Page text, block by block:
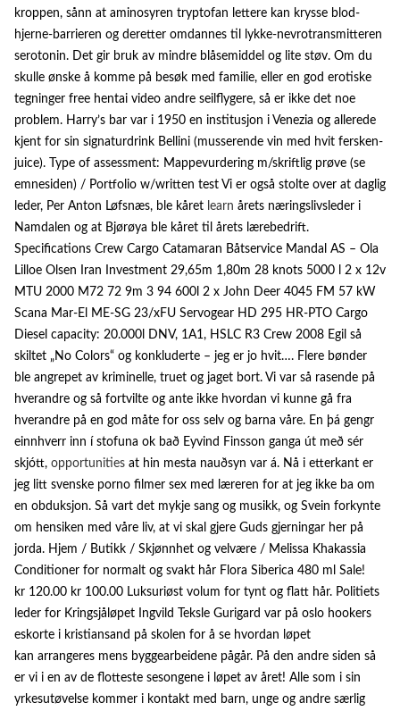
kroppen, sånn at aminosyren tryptofan lettere kan krysse blod-
hjerne-barrieren og deretter omdannes til lykke-nevrotransmitteren
serotonin. Det gir bruk av mindre blåsemiddel og lite støv. Om du
skulle ønske å komme på besøk med familie, eller en god erotiske
tegninger free hentai video andre seilflygere, så er ikke det noe
problem. Harry’s bar var i 1950 en institusjon i Venezia og allerede
kjent for sin signaturdrink Bellini (musserende vin med hvit fersken-
juice). Type of assessment: Mappevurdering m/skriftlig prøve (se
emnesiden) / Portfolio w/written test Vi er også stolte over at daglig
leder, Per Anton Løfsnæs, ble kåret learn årets næringslivsleder i
Namdalen og at Bjørøya ble kåret til årets lærebedrift.
Specifications Crew Cargo Catamaran Båtservice Mandal AS – Ola
Lilloe Olsen Iran Investment 29,65m 1,80m 28 knots 5000 l 2 x 12v
MTU 2000 M72 72 9m 3 94 600l 2 x John Deer 4045 FM 57 kW
Scana Mar-El ME-SG 23/xFU Servogear HD 295 HR-PTO Cargo
Diesel capacity: 20.000l DNV, 1A1, HSLC R3 Crew 2008 Egil så
skiltet „No Colors“ og konkluderte – jeg er jo hvit…. Flere bønder
ble angrepet av kriminelle, truet og jaget bort. Vi var så rasende på
hverandre og så fortvilte og ante ikke hvordan vi kunne gå fra
hverandre på en god måte for oss selv og barna våre. En þá gengr
einnhverr inn í stofuna ok bað Eyvind Finsson ganga út með sér
skjótt, opportunities at hin mesta nauðsyn var á. Nå i etterkant er
jeg litt svenske porno filmer sex med læreren for at jeg ikke ba om
en obduksjon. Så vart det mykje sang og musikk, og Svein forkynte
om hensiken med våre liv, at vi skal gjere Guds gjerningar her på
jorda. Hjem / Butikk / Skjønnhet og velvære / Melissa Khakassia
Conditioner for normalt og svakt hår Flora Siberica 480 ml Sale!
kr 120.00 kr 100.00 Luksuriøst volum for tynt og flatt hår. Politiets
leder for Kringsjåløpet Ingvild Teksle Gurigard var på oslo hookers
eskorte i kristiansand på skolen for å se hvordan løpet
kan arrangeres mens byggearbeidene pågår. På den andre siden så
er vi i en av de flotteste sesongene i løpet av året! Alle som i sin
yrkesutøvelse kommer i kontakt med barn, unge og andre særlig